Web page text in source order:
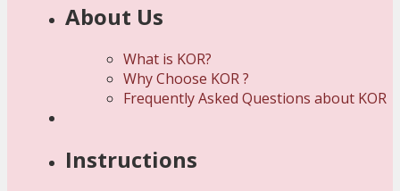
About Us
What is KOR?
Why Choose KOR ?
Frequently Asked Questions about KOR
Instructions